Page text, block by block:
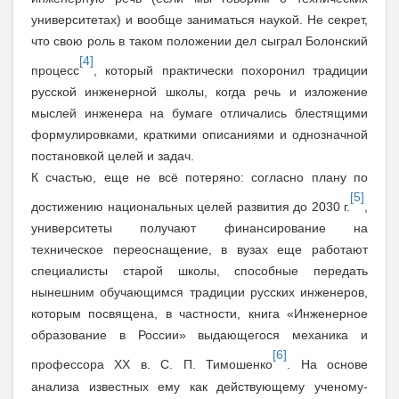
университетах) и вообще заниматься наукой. Не секрет,
что свою роль в таком положении дел сыграл Болонский
процесс
[4]
, который практически похоронил традиции
русской инженерной школы, когда речь и изложение
мыслей инженера на бумаге отличались блестящими
формулировками, краткими описаниями и однозначной
постановкой целей и задач.
К счастью, еще не всё потеряно: согласно плану по
достижению национальных целей развития до 2030 г.
[5]
,
университеты получают финансирование на
техническое переоснащение, в вузах еще работают
специалисты старой школы, способные передать
нынешним обучающимся традиции русских инженеров,
которым посвящена, в частности, книга «Инженерное
образование в России» выдающегося механика и
профессора ХХ в. С. П. Тимошенко
[6]
. На основе
анализа известных ему как действующему ученому-